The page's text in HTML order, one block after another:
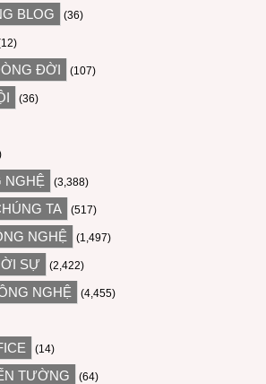
BLOG (36)
ĐỜI (107)
(36)
NGHỆ (3,388)
TA (517)
NGHỆ (1,497)
SỰ (2,422)
NGHỆ (4,455)
(14)
TƯỜNG (64)